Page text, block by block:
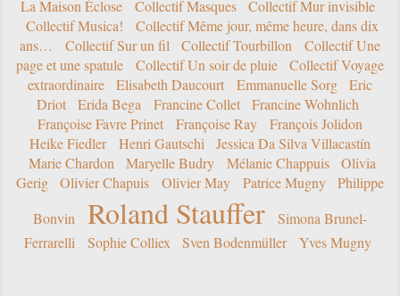
La Maison Éclose
Collectif Masques
Collectif Mur invisible
Collectif Musica!
Collectif Même jour, même heure, dans dix
ans…
Collectif Sur un fil Collectif Tourbillon
Collectif Une
page et une spatule
Collectif Un soir de pluie
Collectif Voyage
extraordinaire
Elisabeth Daucourt Emmanuelle Sorg
Eric
Driot
Erida Bega Francine Collet
Francine Wohnlich
Françoise Favre Prinet
Françoise Ray
François Jolidon
Heike Fiedler
Henri Gautschi
Jessica Da Silva Villacastín
Marie Chardon
Maryelle Budry Mélanie Chappuis
Olivia
Gerig
Olivier Chapuis Olivier May Patrice Mugny
Philippe
Bonvin
Roland Stauffer
Simona Brunel-
Ferrarelli
Sophie Colliex Sven Bodenmüller Yves Mugny